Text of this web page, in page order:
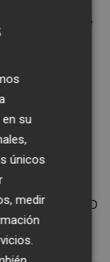
de
por un
de
en
de
y un delito
su
únicos
medir